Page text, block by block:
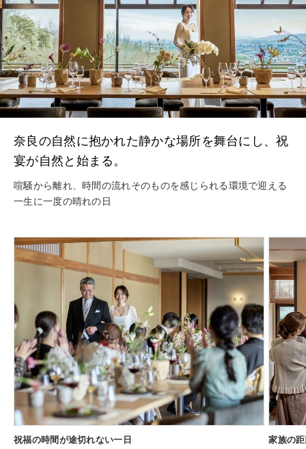
奈良の自然に抱かれた静かな場所を舞台にし、祝
宴が自然と始まる。
喧騒から離れ、時間の流れそのものを感じられる環境で迎える
一生に一度の晴れの日
祝福の時間が途切れない一日
家族の